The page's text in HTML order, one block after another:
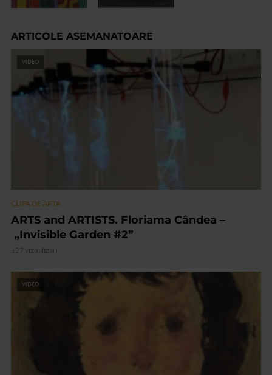
ARTICOLE ASEMANATOARE
VIDEO
CLIPA DE ARTA
ARTS and ARTISTS. Floriama Cândea –
„Invisible Garden #2”
127 vizualizari
VIDEO